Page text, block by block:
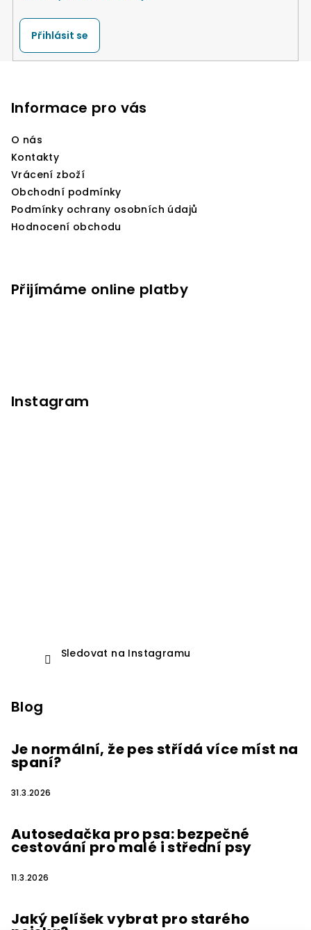
Přihlásit se
Informace pro vás
O nás
Kontakty
Vrácení zboží
Obchodní podmínky
Podmínky ochrany osobních údajů
Hodnocení obchodu
Přijímáme online platby
Instagram
Sledovat na Instagramu
Blog
Je normální, že pes střídá více míst na
spaní?
31.3.2026
Autosedačka pro psa: bezpečné
cestování pro malé i střední psy
11.3.2026
Jaký pelíšek vybrat pro starého